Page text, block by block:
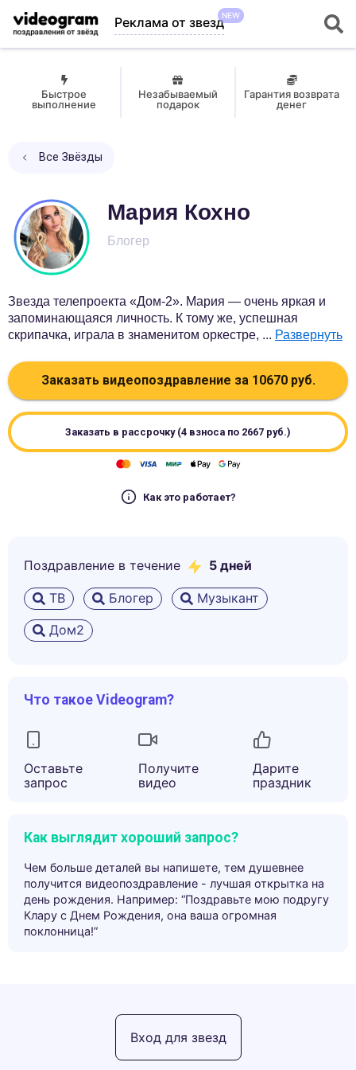
Реклама от звездNEW
Быстрое
выполнение
Незабываемый
подарок
Гарантия возврата
денег
Все Звёзды
Мария Кохно
Блогер
Звезда телепроекта «Дом-2». Мария — очень яркая и
запоминающаяся личность. К тому же, успешная
скрипачка, играла в знаменитом оркестре, ... Развернуть
Заказать видеопоздравление за 10670руб.
Заказать в рассрочку (4 взноса по 2667 руб.)
Как это работает?
Поздравление в течение 5 дней
ТВ Блогер
Музыкант
Дом2
Что такое Videogram?
Оставьте
запрос
Получите
видео
Дарите
праздник
Как выглядит хороший запрос?
Чем больше деталей вы напишете, тем душевнее
получится видеопоздравление - лучшая открытка на
день рождения. Например: “Поздравьте мою подругу
Клару с Днем Рождения, она ваша огромная
поклонница!”
Вход для звезд